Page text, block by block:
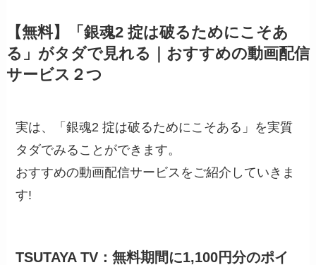
【無料】「銀魂2 掟は破るためにこそあ
る」がタダで見れる｜おすすめの動画配信
サービス２つ
実は、「銀魂2 掟は破るためにこそある」を実質
タダでみることができます。
おすすめの動画配信サービスをご紹介していきま
す!
TSUTAYA TV：無料期間に1,100円分のポイ